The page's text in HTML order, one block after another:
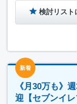
検討リスト
新着
《月30万も》
迎【セブンイレ